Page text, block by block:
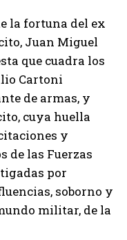
la fortuna del ex
Juan Miguel
que cuadra los
Cartoni
de armas, y
cuya huella
y
de las Fuerzas
por
soborno y
militar, de la